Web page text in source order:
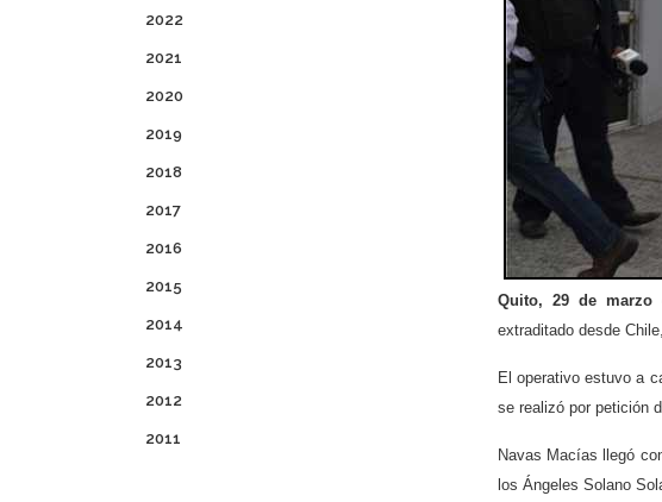
2022
2021
2020
2019
2018
2017
2016
2015
2014
2013
2012
2011
Quito, 29 de marzo
extraditado desde
El operativo estuvo a
se realizó por petición
Navas Macías llegó
los Ángeles Solano